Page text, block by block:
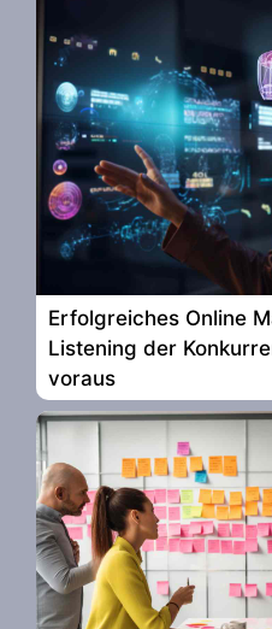
Erfolgreiches Online
Listening der
voraus